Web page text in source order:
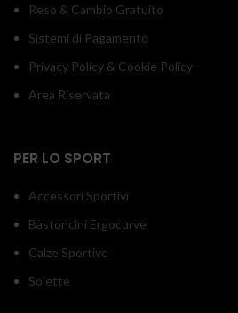
Reso & Cambio Gratuito
Sistemi di Pagamento
Privacy Policy & Cookie Policy
Area Riservata
PER LO SPORT
Accessori Sportivi
Bastoncini Ergocurve
Calze Sportive
Solette